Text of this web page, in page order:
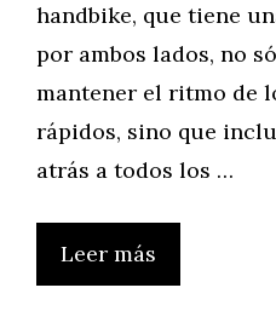
handbike, que tiene
por ambos lados, no
mantener el ritmo de
rápidos, sino que
atrás a todos los …
Leer más